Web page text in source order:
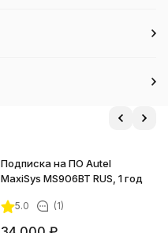
Подписка на ПО Autel
MaxiSys MS906BT RUS, 1 год
5.0 (1)